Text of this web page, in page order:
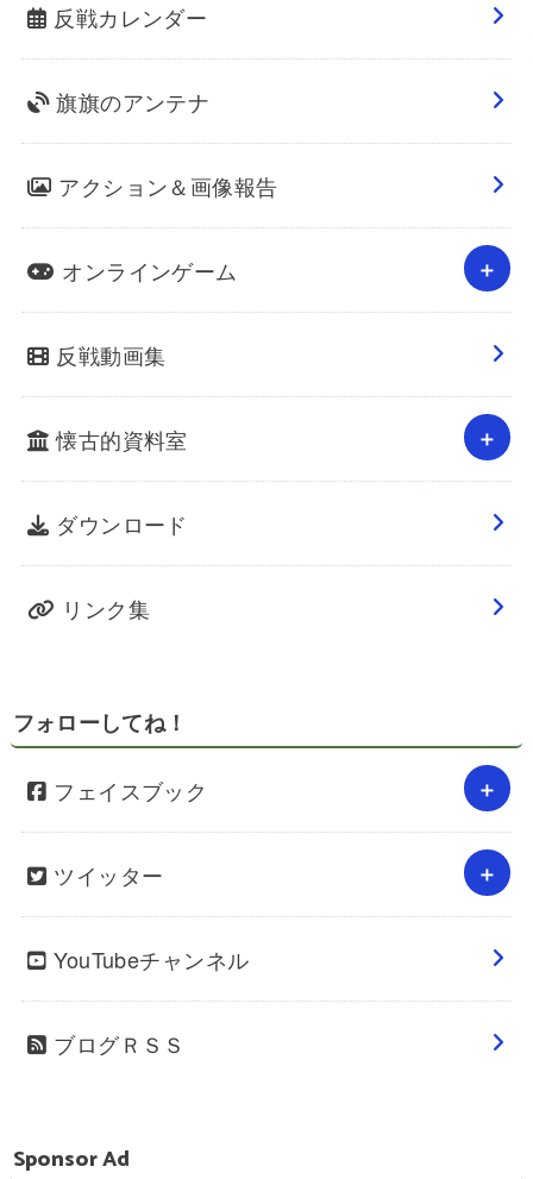
反戦カレンダー
旗旗のアンテナ
アクション＆画像報告
オンラインゲーム
反戦動画集
懐古的資料室
ダウンロード
リンク集
フォローしてね！
フェイスブック
ツイッター
YouTubeチャンネル
ブログＲＳＳ
Sponsor Ad